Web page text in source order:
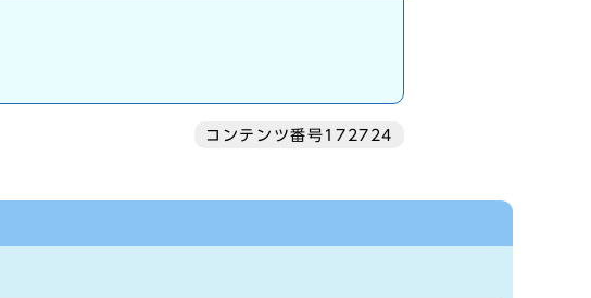
コンテンツ番号172724